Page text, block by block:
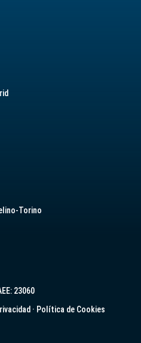
Torino
23060
· Política de Cookies